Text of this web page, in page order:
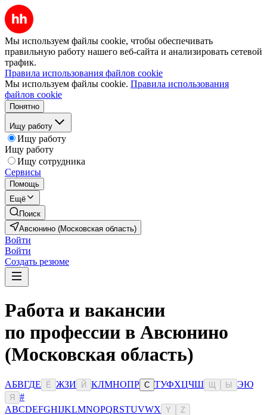
Мы используем файлы cookie, чтобы обеспечивать
правильную работу нашего веб-сайта и анализировать сетевой
трафик.
Правила использования файлов cookie
Мы используем файлы cookie. Правила использования
файлов cookie
Понятно
Ищу работу
Ищу работу
Ищу работу
Ищу сотрудника
Сервисы
Помощь
Ещё
Поиск
Авсюнино (Московская область)
Войти
Войти
Создать резюме
Работа и вакансии
по профессии в Авсюнино
(Московская область)
АБВГДЕ Ё ЖЗИ Й КЛМНОПР С ТУФХЦЧШ Ы ЭЮ
Я
#
ABCDEFGHIJKLMNOPQRSTUVWX Y Z